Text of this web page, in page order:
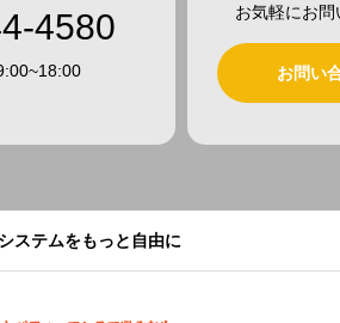
4580 お気軽にお
お問い
ステムをもっと自由に